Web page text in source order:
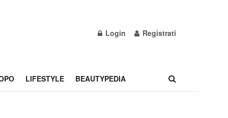
Login Registrati
LIFESTYLE BEAUTYPEDIA